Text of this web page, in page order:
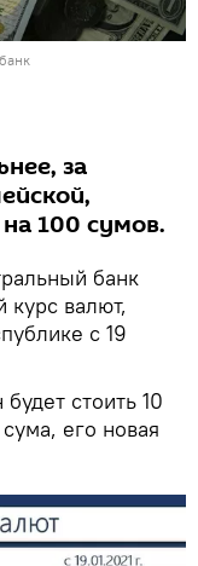
за
100 сумов.
банк
курс валют,
с 19
стоить 10
его новая